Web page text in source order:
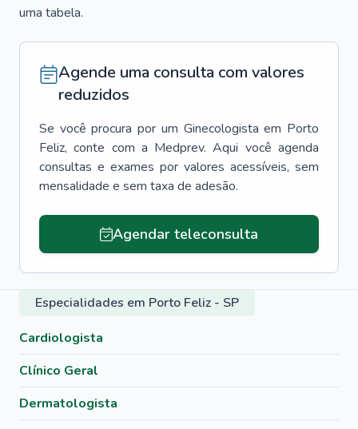
uma tabela.
Agende uma consulta com valores
reduzidos
Se você procura por um Ginecologista em Porto
Feliz, conte com a Medprev. Aqui você agenda
consultas e exames por valores acessíveis, sem
mensalidade e sem taxa de adesão.
Agendar teleconsulta
Especialidades em Porto Feliz - SP
Cardiologista
Clínico Geral
Dermatologista